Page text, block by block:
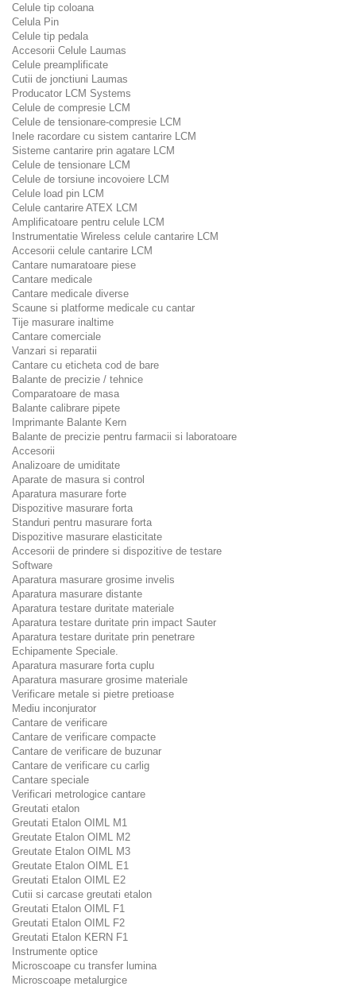
Celule tip coloana
Celula Pin
Celule tip pedala
Accesorii Celule Laumas
Celule preamplificate
Cutii de jonctiuni Laumas
Producator LCM Systems
Celule de compresie LCM
Celule de tensionare-compresie LCM
Inele racordare cu sistem cantarire LCM
Sisteme cantarire prin agatare LCM
Celule de tensionare LCM
Celule de torsiune incovoiere LCM
Celule load pin LCM
Celule cantarire ATEX LCM
Amplificatoare pentru celule LCM
Instrumentatie Wireless celule cantarire LCM
Accesorii celule cantarire LCM
Cantare numaratoare piese
Cantare medicale
Cantare medicale diverse
Scaune si platforme medicale cu cantar
Tije masurare inaltime
Cantare comerciale
Vanzari si reparatii
Cantare cu eticheta cod de bare
Balante de precizie / tehnice
Comparatoare de masa
Balante calibrare pipete
Imprimante Balante Kern
Balante de precizie pentru farmacii si laboratoare
Accesorii
Analizoare de umiditate
Aparate de masura si control
Aparatura masurare forte
Dispozitive masurare forta
Standuri pentru masurare forta
Dispozitive masurare elasticitate
Accesorii de prindere si dispozitive de testare
Software
Aparatura masurare grosime invelis
Aparatura masurare distante
Aparatura testare duritate materiale
Aparatura testare duritate prin impact Sauter
Aparatura testare duritate prin penetrare
Echipamente Speciale.
Aparatura masurare forta cuplu
Aparatura masurare grosime materiale
Verificare metale si pietre pretioase
Mediu inconjurator
Cantare de verificare
Cantare de verificare compacte
Cantare de verificare de buzunar
Cantare de verificare cu carlig
Cantare speciale
Verificari metrologice cantare
Greutati etalon
Greutati Etalon OIML M1
Greutate Etalon OIML M2
Greutate Etalon OIML M3
Greutate Etalon OIML E1
Greutati Etalon OIML E2
Cutii si carcase greutati etalon
Greutati Etalon OIML F1
Greutati Etalon OIML F2
Greutati Etalon KERN F1
Instrumente optice
Microscoape cu transfer lumina
Microscoape metalurgice